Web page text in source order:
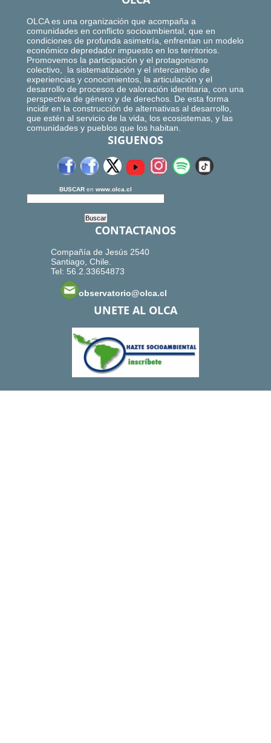
OLCA es una organización que acompaña a
comunidades en conflicto socioambiental, que en
condiciones de profunda asimetría, enfrentan un modelo
económico depredador impuesto en los territorios.
Promovemos la participación y el protagonismo
colectivo, la sistematización y el intercambio de
experiencias y conocimientos, la articulación y el
desarrollo de procesos de valoración identitaria, con una
perspectiva de género y de derechos. De esta forma
incidir en la construcción de alternativas al desarrollo,
que estén al servicio de la vida, los ecosistemas, y las
comunidades y pueblos que los habitan.
SIGUENOS
BUSCAR en www.olca.cl
CONTACTANOS
Compañía de Jesús 2540
Santiago, Chile.
Tel: 56.2.33654873
observatorio@olca.cl
UNETE AL OLCA